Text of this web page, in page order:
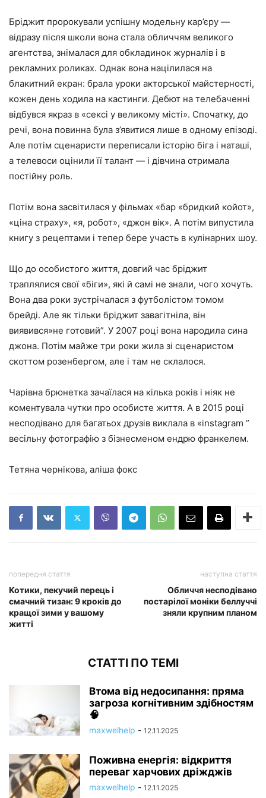
Бріджит пророкували успішну модельну кар’єру —
відразу після школи вона стала обличчям великого
агентства, знімалася для обкладинок журналів і в
рекламних роликах. Однак вона націлилася на
блакитний екран: брала уроки акторської майстерності,
кожен день ходила на кастинги. Дебют на телебаченні
відбувся якраз в «сексі у великому місті». Спочатку, до
речі, вона повинна була з’явитися лише в одному епізоді.
Але потім сценаристи переписали історію біга і наташі,
а телевоси оцінили її талант — і дівчина отримала
постійну роль.
Потім вона засвітилася у фільмах «бар «бридкий койот»,
«ціна страху», «я, робот», «джон вік». А потім випустила
книгу з рецептами і тепер бере участь в кулінарних шоу.
Що до особистого життя, довгий час бріджит
траплялися свої «біги», які й самі не знали, чого хочуть.
Вона два роки зустрічалася з футболістом томом
брейді. Але як тільки бріджит завагітніла, він
виявився»не готовий”. У 2007 році вона народила сина
джона. Потім майже три роки жила зі сценаристом
скоттом розенбергом, але і там не склалося.
Чарівна брюнетка зачаїлася на кілька років і ніяк не
коментувала чутки про особисте життя. А в 2015 році
несподівано для багатьох друзів виклала в «instagram ”
весільну фотографію з бізнесменом ендрю франкелем.
Тетяна чернікова, аліша фокс
попередня стаття
Котики, пекучий перець і
смачний тизан: 9 кроків до
кращої зими у вашому
житті
наступна стаття
Обличчя несподівано
постарілої моніки беллуччі
зняли крупним планом
СТАТТІ ПО ТЕМІ
Втома від недосипання: пряма
загроза когнітивним здібностям
🧠
maxwelhelp - 12.11.2025
Поживна енергія: відкриття
переваг харчових дріжджів
maxwelhelp - 12.11.2025